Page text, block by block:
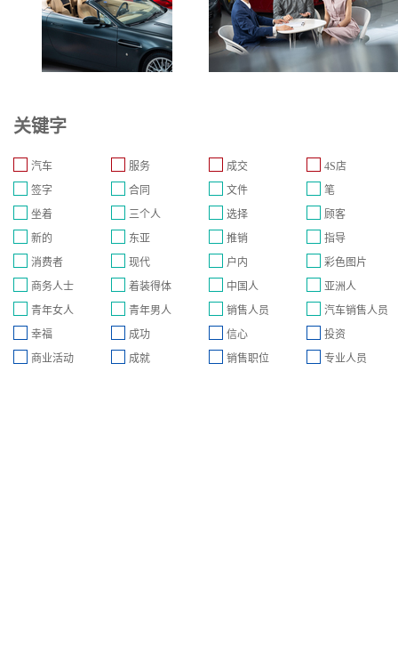
关键字
汽车 服务 成交
4S店
签字
合同 文件
笔
坐着
三个人 选择
顾客
新的
东亚 推销
指导
消费者
现代 户内
彩色图片
商务人士
着装得体 中国人
亚洲人
青年女人
青年男人 销售人员
汽车销售人员
幸福
成功 信心
投资
商业活动
成就 销售职位 专业人员